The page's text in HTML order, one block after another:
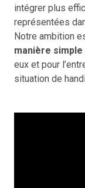
intégrer plus
représentées
Notre ambition
manière
eux et pour
situation de